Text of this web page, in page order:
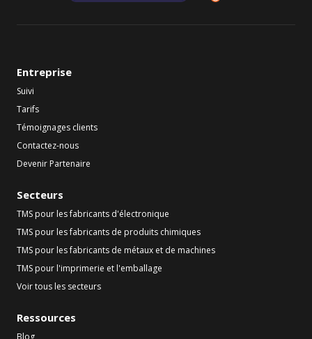
Entreprise
Suivi
Tarifs
Témoignages clients
Contactez-nous
Devenir Partenaire
Secteurs
TMS pour les fabricants d'électronique
TMS pour les fabricants de produits chimiques
TMS pour les fabricants de métaux et de machines
TMS pour l'imprimerie et l'emballage
Voir tous les secteurs
Ressources